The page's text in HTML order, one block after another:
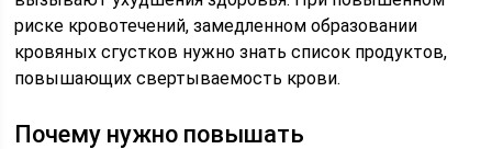
риске кровотечений, замедленном образовании
кровяных сгустков нужно знать список продуктов,
повышающих свертываемость крови.
Почему нужно повышать